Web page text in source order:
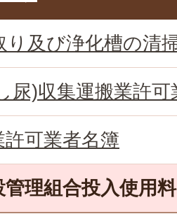
り及び浄化槽の清
尿)収集運搬業許可
可業者名簿
管理組合投入使用